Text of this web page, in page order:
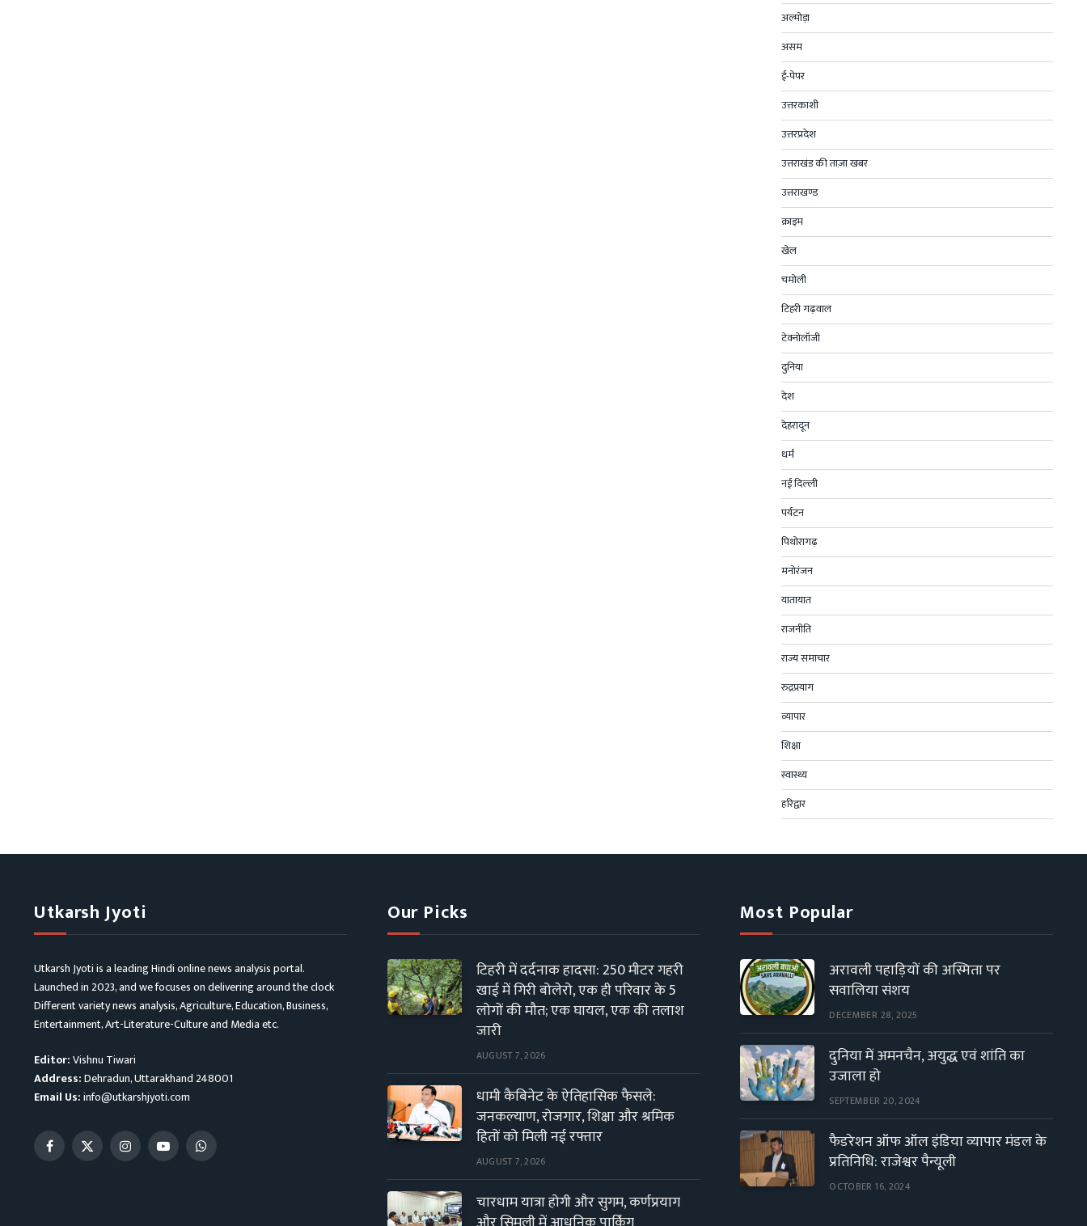
अल्मोड़ा
असम
ई-पेपर
उत्तरकाशी
उत्तरप्रदेश
उत्तराखंड की ताज़ा खबर
उत्तराखण्ड
क्राइम
खेल
चमोली
टिहरी गढ़वाल
टेक्नोलॉजी
दुनिया
देश
देहरादून
धर्म
नई दिल्ली
पर्यटन
पिथोरागढ़
मनोरंजन
यातायात
राजनीति
राज्य समाचार
रुद्रप्रयाग
व्यापार
शिक्षा
स्वास्थ्य
हरिद्वार
Utkarsh Jyoti
Utkarsh Jyoti is a leading Hindi online news analysis portal.
Launched in 2023, and we focuses on delivering around the clock
Different variety news analysis, Agriculture, Education, Business,
Entertainment, Art-Literature-Culture and Media etc.
Editor:Vishnu Tiwari
Address:Dehradun, Uttarakhand 248001
Email Us:info@utkarshjyoti.com
Facebook
X
InstagramYouTubeWhatsApp
Our Picks
टिहरी में दर्दनाक हादसा: 250 मीटर गहरी
खाई में गिरी बोलेरो, एक ही परिवार के 5
लोगों की मौत; एक घायल, एक की तलाश
जारी
AUGUST 7, 2026
धामी कैबिनेट के ऐतिहासिक फैसले:
जनकल्याण, रोजगार, शिक्षा और श्रमिक
हितों को मिली नई रफ्तार
AUGUST 7, 2026
चारधाम यात्रा होगी और सुगम, कर्णप्रयाग
Most Popular
अरावली पहाड़ियों की अस्मिता पर
सवालिया संशय
DECEMBER 28, 2025
दुनिया में अमनचैन, अयुद्ध एवं शांति का
उजाला हो
SEPTEMBER 20, 2024
फैडरेशन ऑफ ऑल इंडिया व्यापार मंडल के
प्रतिनिधि: राजेश्वर पैन्यूली
OCTOBER 16, 2024